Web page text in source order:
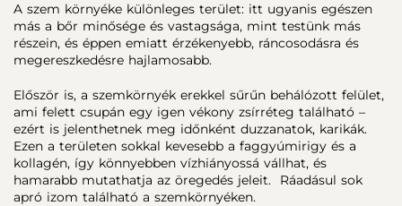
A szem környéke különleges terület: itt ugyanis egészen
más a bőr minősége és vastagsága, mint testünk más
részein, és éppen emiatt érzékenyebb, ráncosodásra és
megereszkedésre hajlamosabb.
Először is, a szemkörnyék erekkel sűrűn behálózott felület,
ami felett csupán egy igen vékony zsírréteg található –
ezért is jelenthetnek meg időnként duzzanatok, karikák.
Ezen a területen sokkal kevesebb a faggyúmirigy és a
kollagén, így könnyebben vízhiányossá vállhat, és
hamarabb mutathatja az öregedés jeleit. Ráadásul sok
apró izom található a szemkörnyéken.